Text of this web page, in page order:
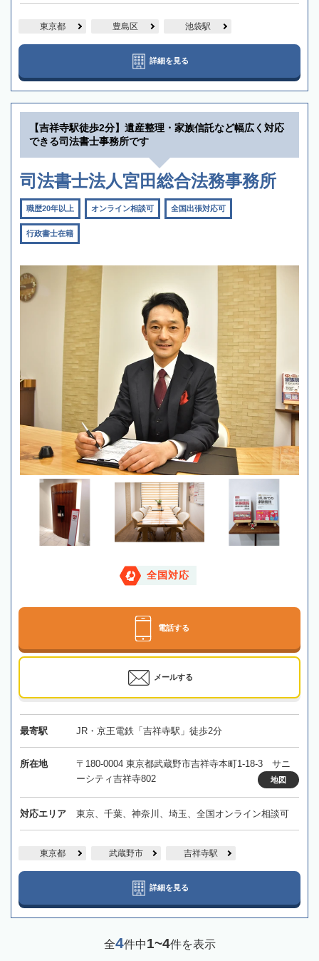
東京都 豊島区 池袋駅
詳細を見る
【吉祥寺駅徒歩2分】遺産整理・家族信託など幅広く対応
できる司法書士事務所です
司法書士法人宮田総合法務事務所
職歴20年以上 オンライン相談可 全国出張対応可
行政書士在籍
全国対応
電話する
メールする
最寄駅 JR・京王電鉄「吉祥寺駅」徒歩2分
所在地
〒180-0004 東京都武蔵野市吉祥寺本町1-18-3 サニ
ーシティ吉祥寺802
地図
対応エリア 東京、千葉、神奈川、埼玉、全国オンライン相談可
東京都 武蔵野市 吉祥寺駅
詳細を見る
全4件中1~4件を表示